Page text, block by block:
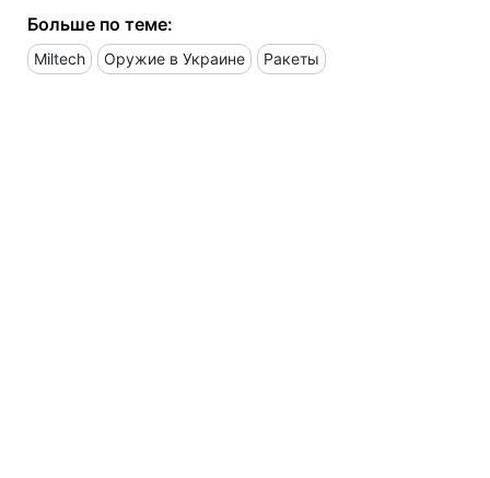
Больше по теме:
Miltech Оружие в Украине Ракеты